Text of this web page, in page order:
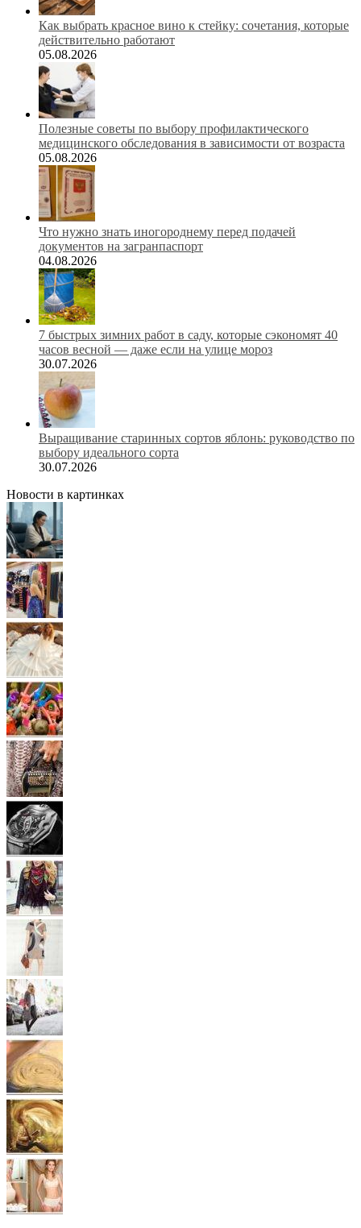
Как выбрать красное вино к стейку: сочетания, которые
действительно работают
05.08.2026
Полезные советы по выбору профилактического
медицинского обследования в зависимости от возраста
05.08.2026
Что нужно знать иногороднему перед подачей
документов на загранпаспорт
04.08.2026
7 быстрых зимних работ в саду, которые сэкономят 40
часов весной — даже если на улице мороз
30.07.2026
Выращивание старинных сортов яблонь: руководство по
выбору идеального сорта
30.07.2026
Новости в картинках